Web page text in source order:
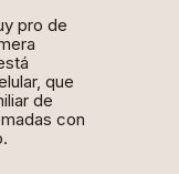
pro de
que
de
con